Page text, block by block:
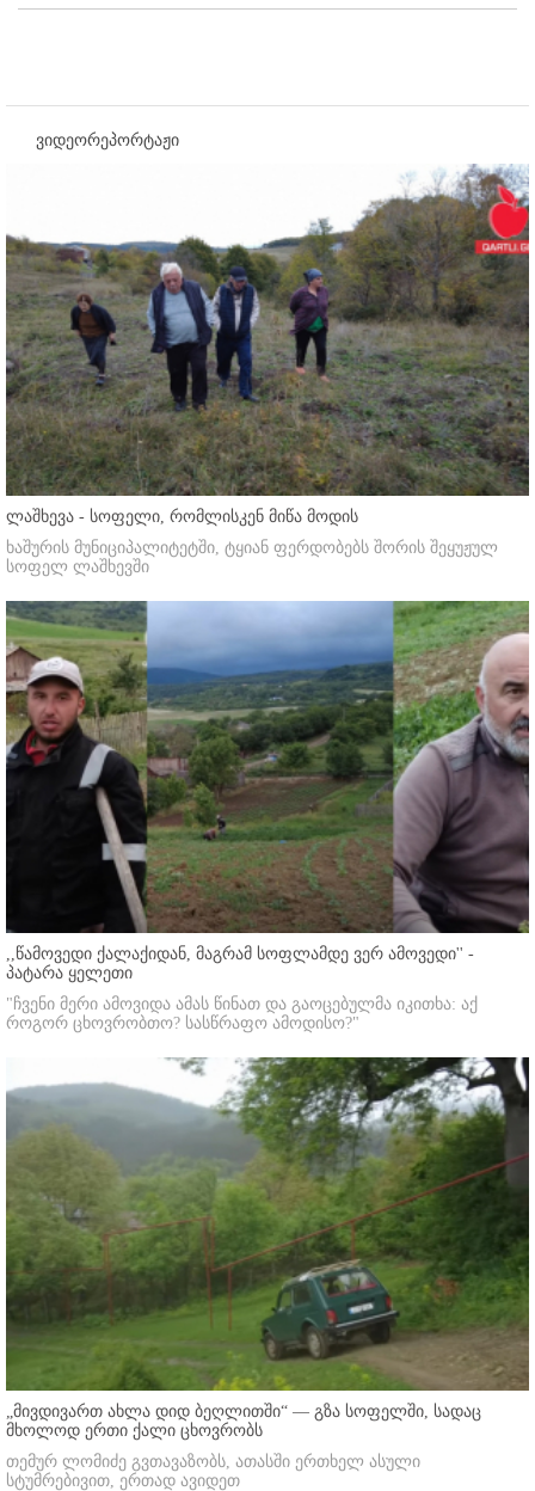
ვიდეორეპორტაჟი
ლაშხევა - სოფელი, რომლისკენ მიწა მოდის
ხაშურის მუნიციპალიტეტში, ტყიან ფერდობებს შორის შეყუჟულ
სოფელ ლაშხევში
,,წამოვედი ქალაქიდან, მაგრამ სოფლამდე ვერ ამოვედი'' -
პატარა ყელეთი
"ჩვენი მერი ამოვიდა ამას წინათ და გაოცებულმა იკითხა: აქ
როგორ ცხოვრობთო? სასწრაფო ამოდისო?"
„მივდივართ ახლა დიდ ბეღლითში“ — გზა სოფელში, სადაც
მხოლოდ ერთი ქალი ცხოვრობს
თემურ ლომიძე გვთავაზობს, ათასში ერთხელ ასული
სტუმრებივით, ერთად ავიდეთ